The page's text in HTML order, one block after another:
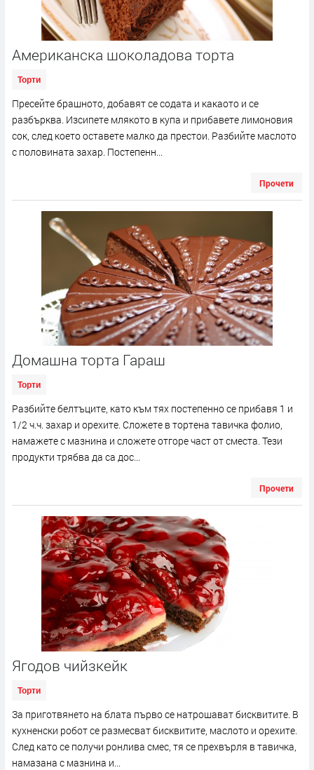
Американска шоколадова торта
Торти
Пресейте брашното, добавят се содата и какаото и се
разбърква. Изсипете млякото в купа и прибавете лимоновия
сок, след което оставете малко да престои. Разбийте маслото
с половината захар. Постепенн...
Прочети
Домашна торта Гараш
Торти
Разбийте белтъците, като към тях постепенно се прибавя 1 и
1/2 ч.ч. захар и орехите. Сложете в тортена тавичка фолио,
намажете с мазнина и сложете отгоре част от сместа. Тези
продукти трябва да са дос...
Прочети
Ягодов чийзкейк
Торти
За приготвянето на блата първо се натрошават бисквитите. В
кухненски робот се размесват бисквитите, маслото и орехите.
След като се получи ронлива смес, тя се прехвърля в тавичка,
намазана с мазнина и...